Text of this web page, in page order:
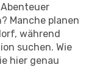
Manche planen
während
suchen. Wie
hier genau